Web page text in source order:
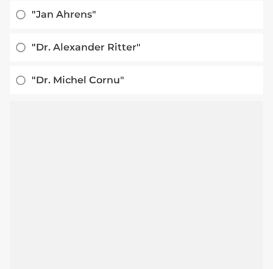
"Jan Ahrens"
"Dr. Alexander Ritter"
"Dr. Michel Cornu"